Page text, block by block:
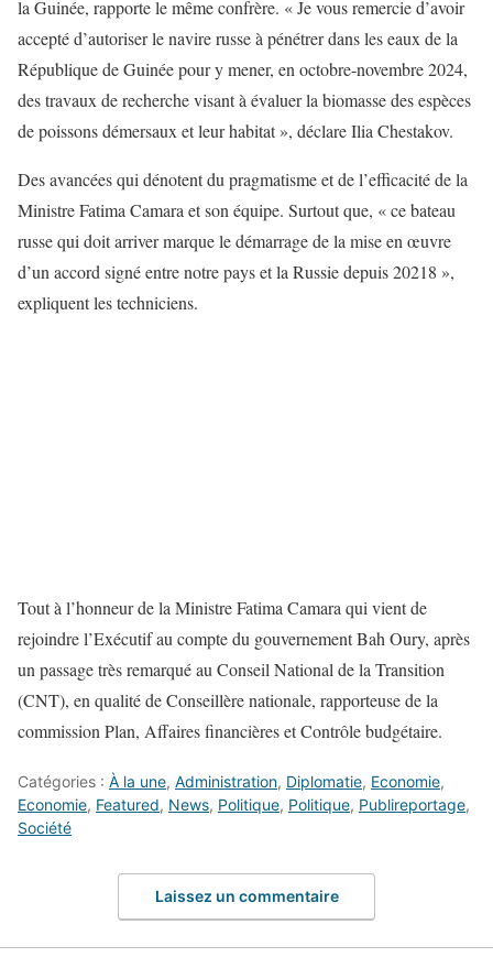
la Guinée, rapporte le même confrère. « Je vous remercie d’avoir
accepté d’autoriser le navire russe à pénétrer dans les eaux de la
République de Guinée pour y mener, en octobre-novembre 2024,
des travaux de recherche visant à évaluer la biomasse des espèces
de poissons démersaux et leur habitat », déclare Ilia Chestakov.
Des avancées qui dénotent du pragmatisme et de l’efficacité de la
Ministre Fatima Camara et son équipe. Surtout que, « ce bateau
russe qui doit arriver marque le démarrage de la mise en œuvre
d’un accord signé entre notre pays et la Russie depuis 20218 »,
expliquent les techniciens.
Tout à l’honneur de la Ministre Fatima Camara qui vient de
rejoindre l’Exécutif au compte du gouvernement Bah Oury, après
un passage très remarqué au Conseil National de la Transition
(CNT), en qualité de Conseillère nationale, rapporteuse de la
commission Plan, Affaires financières et Contrôle budgétaire.
Catégories : À la une, Administration, Diplomatie, Economie,
Economie, Featured, News, Politique, Politique, Publireportage,
Société
Laissez un commentaire